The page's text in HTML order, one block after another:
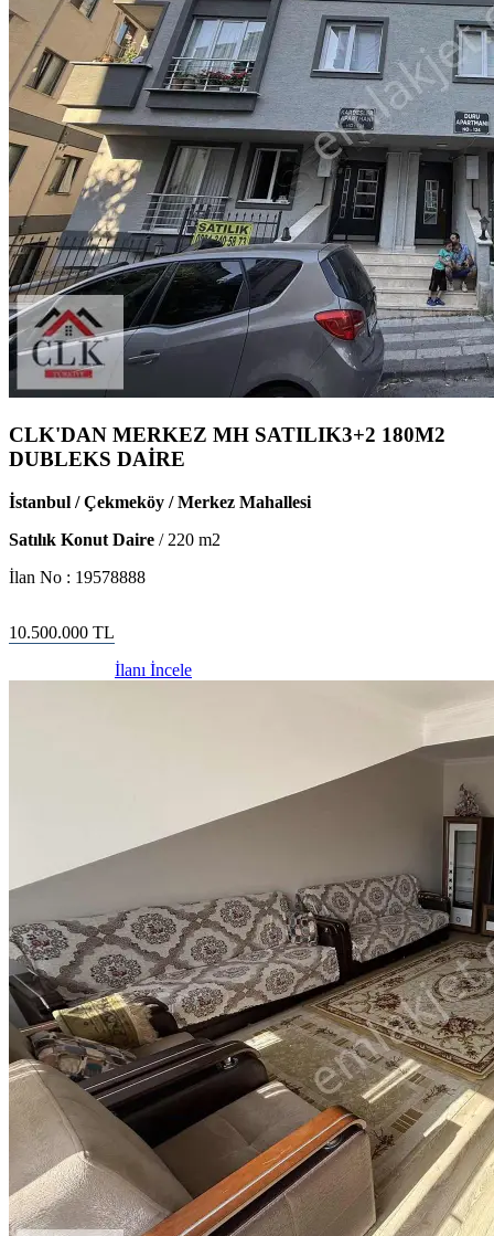
CLK'DAN MERKEZ MH SATILIK3+2 180M2
DUBLEKS DAİRE
İstanbul / Çekmeköy / Merkez Mahallesi
Satılık Konut Daire / 220 m2
İlan No : 19578888
10.500.000 TL
İlanı İncele